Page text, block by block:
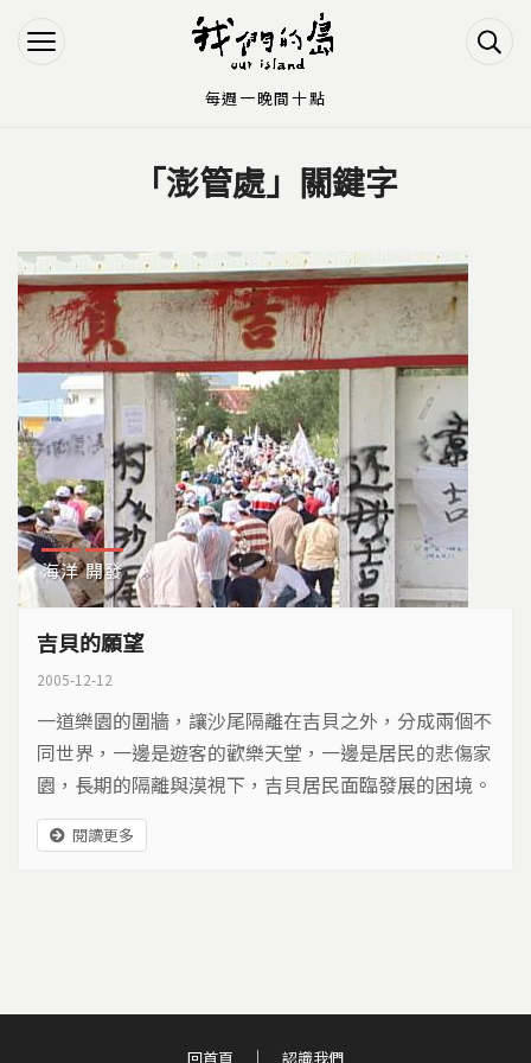
Jump to Navigation
Jump to Main content
「澎管處」關鍵字
海洋 開發
吉貝的願望
2005-12-12
一道樂園的圍牆，讓沙尾隔離在吉貝之外，分成兩個不
同世界，一邊是遊客的歡樂天堂，一邊是居民的悲傷家
園，長期的隔離與漠視下，吉貝居民面臨發展的困境。
閱讀更多
回首頁 認識我們
每週一晚間十點